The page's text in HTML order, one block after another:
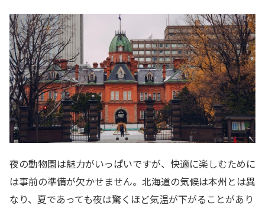
夜の動物園は魅力がいっぱいですが、快適に楽しむために
は事前の準備が欠かせません。北海道の気候は本州とは異
なり、夏であっても夜は驚くほど気温が下がることがあり